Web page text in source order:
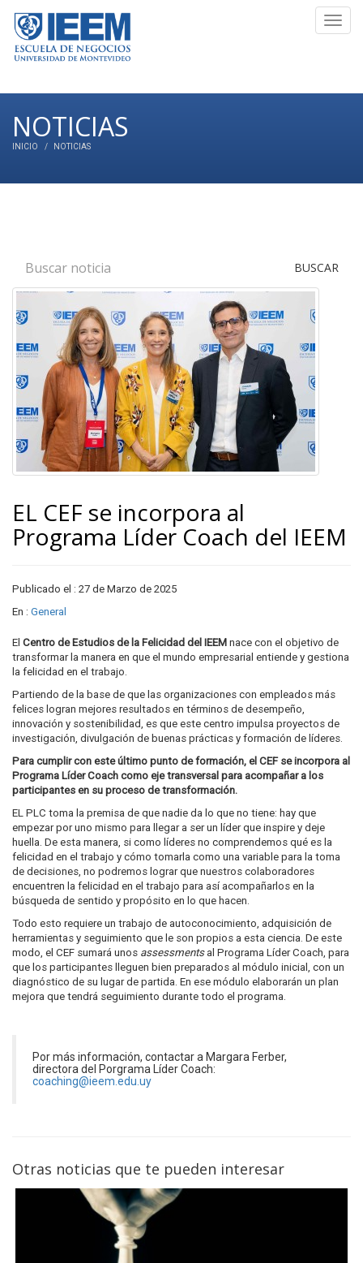
NOTICIAS
INICIO NOTICIAS
BUSCAR
EL CEF se incorpora al
Programa Líder Coach del IEEM
Publicado el : 27 de Marzo de 2025
En : General
El Centro de Estudios de la Felicidad del IEEM nace con el objetivo de
transformar la manera en que el mundo empresarial entiende y gestiona
la felicidad en el trabajo.
Partiendo de la base de que las organizaciones con empleados más
felices logran mejores resultados en términos de desempeño,
innovación y sostenibilidad, es que este centro impulsa proyectos de
investigación, divulgación de buenas prácticas y formación de líderes.
Para cumplir con este último punto de formación, el CEF se incorpora al
Programa Líder Coach como eje transversal para acompañar a los
participantes en su proceso de transformación.
EL PLC toma la premisa de que nadie da lo que no tiene: hay que
empezar por uno mismo para llegar a ser un líder que inspire y deje
huella. De esta manera, si como líderes no comprendemos qué es la
felicidad en el trabajo y cómo tomarla como una variable para la toma
de decisiones, no podremos lograr que nuestros colaboradores
encuentren la felicidad en el trabajo para así acompañarlos en la
búsqueda de sentido y propósito en lo que hacen.
Todo esto requiere un trabajo de autoconocimiento, adquisición de
herramientas y seguimiento que le son propios a esta ciencia. De este
modo, el CEF sumará unos assessmentsal Programa Líder Coach, para
que los participantes lleguen bien preparados al módulo inicial, con un
diagnóstico de su lugar de partida. En ese módulo elaborarán un plan
mejora que tendrá seguimiento durante todo el programa.
Por más información, contactar a Margara Ferber,
directora del Porgrama Líder Coach:
coaching@ieem.edu.uy
Otras noticias que te pueden interesar